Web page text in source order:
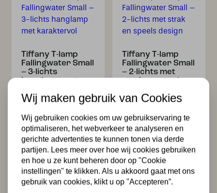
Tiffany T-lamp
Fallingwater Small
– 3-lichts
hanglamp met
glaswerk
Tiffany T-lamp
Fallingwater Small
– 2-lichts met
strak en speels
482,00
Wij maken gebruik van Cookies
Wij gebruiken cookies om uw gebruikservaring te
optimaliseren, het webverkeer te analyseren en
gerichte advertenties te kunnen tonen via derde
partijen. Lees meer over hoe wij cookies gebruiken
en hoe u ze kunt beheren door op "Cookie
instellingen" te klikken. Als u akkoord gaat met ons
gebruik van cookies, klikt u op "Accepteren”.